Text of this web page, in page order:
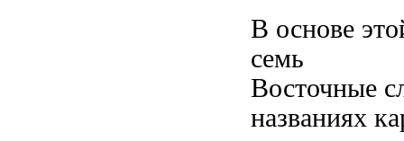
В основе
семь
Восточные
названиях